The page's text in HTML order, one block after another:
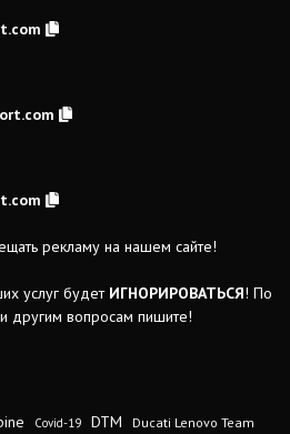
рекламу на нашем сайте!
услуг будет ИГНОРИРОВАТЬСЯ! По
другим вопросам пишите!
Covid-19 DTM Ducati Lenovo Team